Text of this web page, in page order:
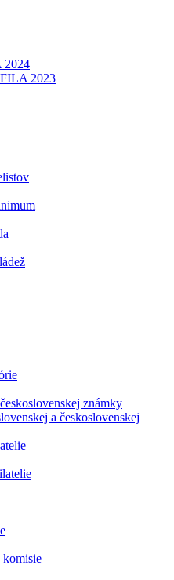
2024
2023
známky
a československej
komisie